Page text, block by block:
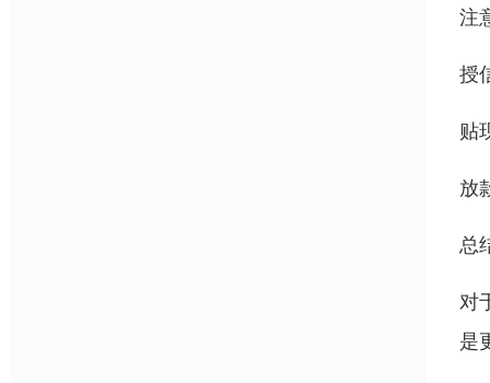
注
授
贴
放
总
对
是